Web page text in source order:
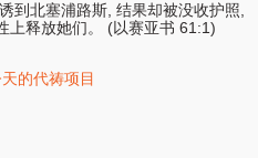
到北塞浦路斯, 结果却被没收护照,
上释放她们。 (以赛亚书 61:1)
的代祷项目